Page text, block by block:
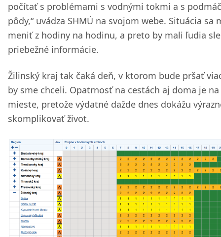
počítať s problémami s vodnými tokmi a s
pôdy,“ uvádza SHMÚ na svojom webe. Situácia sa
meniť z hodiny na hodinu, a preto by mali ľudia
priebežné informácie.
Žilinský kraj tak čaká deň, v ktorom bude pršať
by sme chceli. Opatrnosť na cestách aj doma je na
mieste, pretože výdatné dažde dnes dokážu
skomplikovať život.